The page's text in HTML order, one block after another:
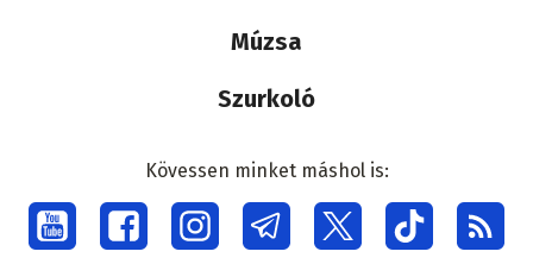
Múzsa
Szurkoló
Social
menu
Kövessen minket máshol is: